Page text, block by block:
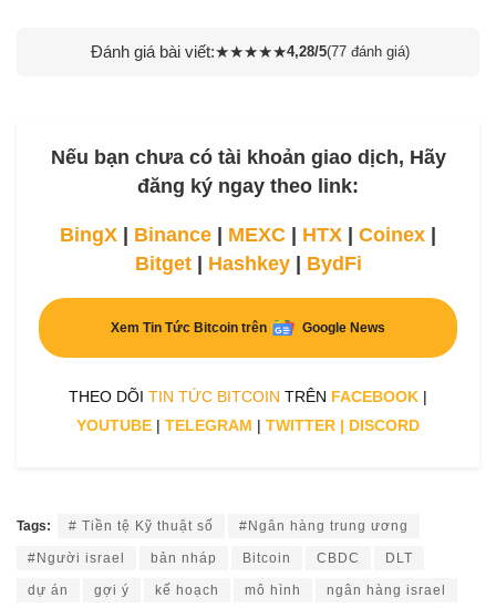
Đánh giá bài viết:★★★★★4,28/5(77 đánh giá)
Nếu bạn chưa có tài khoản giao dịch, Hãy
đăng ký ngay theo link:
BingX Binance MEXC HTX Coinex
Bitget| Hashkey| BydFi
Xem Tin Tức Bitcoin trên Google News
THEO DÕI TIN TỨC BITCOIN TRÊN FACEBOOK |
YOUTUBE | TELEGRAM | TWITTER | DISCORD
Tags: # Tiền tệ Kỹ thuật số #Ngân hàng trung ương
#Người israel bản nháp Bitcoin CBDC DLT
dự án gợi ý kế hoạch mô hình ngân hàng israel